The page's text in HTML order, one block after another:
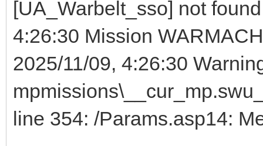
[UA_Warbelt_sso] not found
4:26:30 Mission
2025/11/09, 4:26:30
line 354: /Params.asp14: